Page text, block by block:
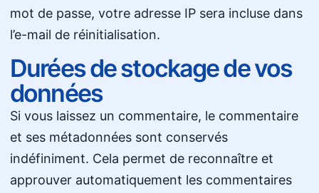
mot de passe, votre adresse IP sera incluse dans
l’e-mail de réinitialisation.
Durées de stockage de vos
données
Si vous laissez un commentaire, le commentaire
et ses métadonnées sont conservés
indéfiniment. Cela permet de reconnaître et
approuver automatiquement les commentaires